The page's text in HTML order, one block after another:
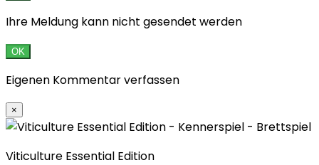
Ihre Meldung kann nicht gesendet werden
OK
Eigenen Kommentar verfassen
×
Viticulture Essential Edition